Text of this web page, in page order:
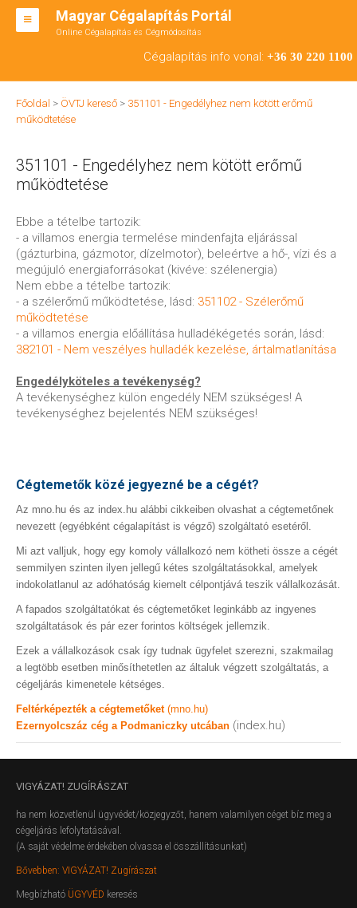
Magyar Cégalapítás Portál
Online Cégalapítás és Cégmódosítás
Cégalapítás info vonal: +36 30 220 1100
BT ALAPÍTÁS
RT ALAPÍTÁS
ÁTALAKULÁS
ENGEDÉLYKÖTELES
KAPCSOLAT
IRODÁK
Főoldal > ÖVTJ kereső > 351101 - Engedélyhez nem kötött erőmű
működtetése
351101 - Engedélyhez nem kötött erőmű
működtetése
Ebbe a tételbe tartozik:
- a villamos energia termelése mindenfajta eljárással
(gázturbina, gázmotor, dízelmotor), beleértve a hő-, vízi és a
megújuló energiaforrásokat (kivéve: szélenergia)
Nem ebbe a tételbe tartozik:
- a szélerőmű működtetése, lásd: 351102 - Szélerőmű
működtetése
- a villamos energia előállítása hulladékégetés során, lásd:
382101 - Nem veszélyes hulladék kezelése, ártalmatlanítása
Engedélyköteles a tevékenység?
A tevékenységhez külön engedély NEM szükséges! A
tevékenységhez bejelentés NEM szükséges!
Cégtemetők közé jegyezné be a cégét?
Az mno.hu és az index.hu alábbi cikkeiben olvashat a cégtemetőnek
nevezett (egyébként cégalapítást is végző) szolgáltató esetéről.
Mi azt valljuk, hogy egy komoly vállalkozó nem kötheti össze a cégét
semmilyen szinten ilyen jellegű kétes szolgáltatásokkal, amelyek
indokolatlanul az adóhatóság kiemelt célpontjává teszik vállalkozását.
A fapados szolgáltatókat és cégtemetőket leginkább az ingyenes
szolgáltatások és pár ezer forintos költségek jellemzik.
Ezek a vállalkozások csak így tudnak ügyfelet szerezni, szakmailag
a legtöbb esetben minősíthetetlen az általuk végzett szolgáltatás, a
cégeljárás kimenetele kétséges.
Feltérképezték a cégtemetőket (mno.hu)
Ezernyolcszáz cég a Podmaniczky utcában (index.hu)
VIGYÁZAT! ZUGÍRÁSZAT
ha nem közvetlenül ügyvédet/közjegyzőt, hanem valamilyen céget bíz meg a
cégeljárás lefolytatásával.
(A saját védelme érdekében olvassa el összállításunkat)
Bővebben: VIGYÁZAT! Zugírászat
Megbízható ÜGYVÉD keresés